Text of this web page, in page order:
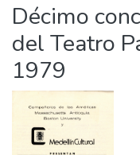
Décimo
del Teatro
1979